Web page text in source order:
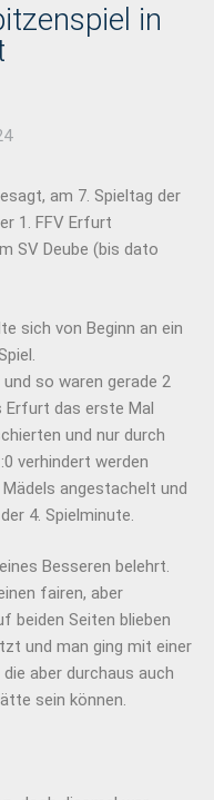
in
am 7. Spieltag der
1. FFV Erfurt
SV Deube (bis dato
sich von Beginn an ein
so waren gerade 2
Erfurt das erste Mal
und nur durch
verhindert werden
angestachelt und
4. Spielminute.
Besseren belehrt.
fairen, aber
beiden Seiten blieben
und man ging mit einer
aber durchaus auch
sein können.